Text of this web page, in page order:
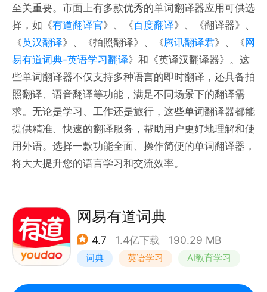
至关重要。市面上有多款优秀的单词翻译器应用可供选
择，如《有道翻译官》、《百度翻译》、《翻译器》、
《英汉翻译》、《拍照翻译》、《腾讯翻译君》、《网
易有道词典-英语学习翻译》和《英译汉翻译器》。这
些单词翻译器不仅支持多种语言的即时翻译，还具备拍
照翻译、语音翻译等功能，满足不同场景下的翻译需
求。无论是学习、工作还是旅行，这些单词翻译器都能
提供精准、快速的翻译服务，帮助用户更好地理解和使
用外语。选择一款功能全面、操作简便的单词翻译器，
将大大提升您的语言学习和交流效率。
网易有道词典
4.7 1.4亿下载 190.29 MB
词典 英语学习 AI教育学习